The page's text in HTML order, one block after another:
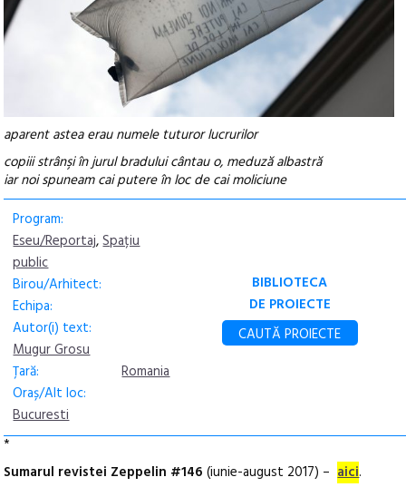
aparent astea erau numele tuturor lucrurilor
copiii strânşi în jurul bradului cântau o, meduză albastră
iar noi spuneam cai putere în loc de cai moliciune
Program:
Eseu/Reportaj,Spațiu
public
Birou/Arhitect:
Echipa:
Autor(i) text:
Mugur Grosu
Țară:
Romania
Oraș/Alt loc:
Bucuresti
BIBLIOTECA
DE PROIECTE
CAUTĂ PROIECTE
*
Sumarul revistei Zeppelin #146 (iunie-august 2017) –aici.